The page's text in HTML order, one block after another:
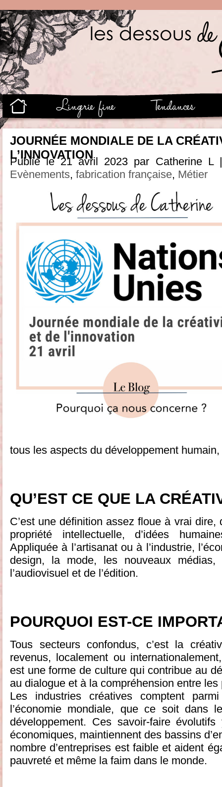
JOURNÉE MONDIALE DE LA
L’INNOVATION
Publié le 21 avril 2023 par Catherine L
Evènements, fabrication française, Métier
tous les aspects du développement
QU’EST CE QUE LA
C’est une définition assez floue à vrai
propriété intellectuelle, d’idées
Appliquée à l’artisanat ou à l’industrie,
design, la mode, les nouveaux
l’audiovisuel et de l’édition.
POURQUOI EST-CE
Tous secteurs confondus, c’est la
revenus, localement ou
est une forme de culture qui contribue au
au dialogue et à la compréhension entre les
Les industries créatives comptent
l’économie mondiale, que ce soit dans
développement. Ces savoir-faire
économiques, maintiennent des bassins
nombre d’entreprises est faible et aident
pauvreté et même la faim dans le monde.